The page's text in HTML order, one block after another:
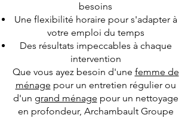
besoins
Une flexibilité horaire pour s'adapter à
votre emploi du temps
Des résultats impeccables à chaque
intervention
Que vous ayez besoin d'une femme de
ménage pour un entretien régulier ou
d'un grand ménage pour un nettoyage
en profondeur, Archambault Groupe